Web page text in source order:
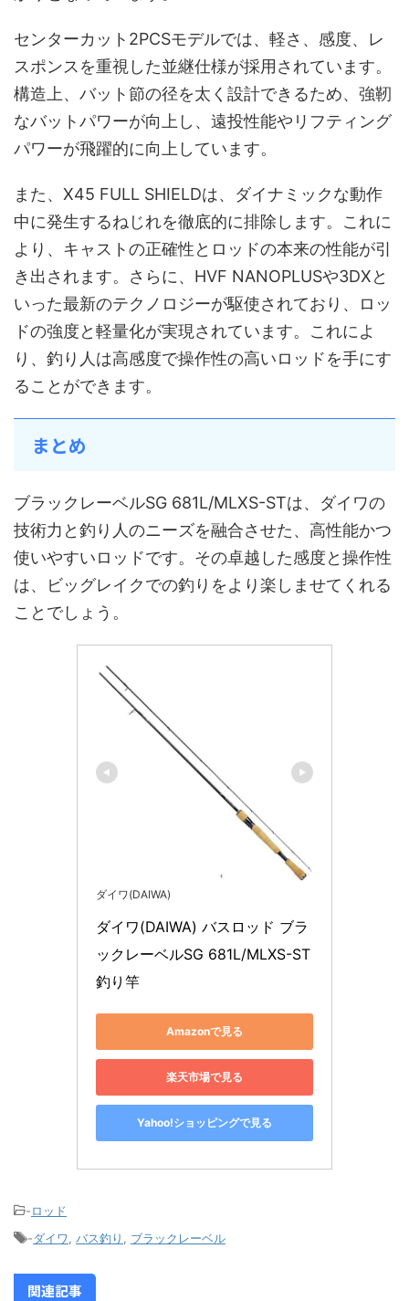
センターカット2PCSモデルでは、軽さ、感度、レ
スポンスを重視した並継仕様が採用されています。
構造上、バット節の径を太く設計できるため、強靭
なバットパワーが向上し、遠投性能やリフティング
パワーが飛躍的に向上しています。
また、X45 FULL SHIELDは、ダイナミックな動作
中に発生するねじれを徹底的に排除します。これに
より、キャストの正確性とロッドの本来の性能が引
き出されます。さらに、HVF NANOPLUSや3DXと
いった最新のテクノロジーが駆使されており、ロッ
ドの強度と軽量化が実現されています。これによ
り、釣り人は高感度で操作性の高いロッドを手にす
ることができます。
まとめ
ブラックレーベルSG 681L/MLXS-STは、ダイワの
技術力と釣り人のニーズを融合させた、高性能かつ
使いやすいロッドです。その卓越した感度と操作性
は、ビッグレイクでの釣りをより楽しませてくれる
ことでしょう。
ダイワ(DAIWA)
ダイワ(DAIWA) バスロッド ブラ
ックレーベルSG 681L/MLXS-ST
釣り竿
Amazonで見る
楽天市場で見る
Yahoo!ショッピングで見る
-ロッド
-ダイワ バス釣り ブラックレーベル
関連記事